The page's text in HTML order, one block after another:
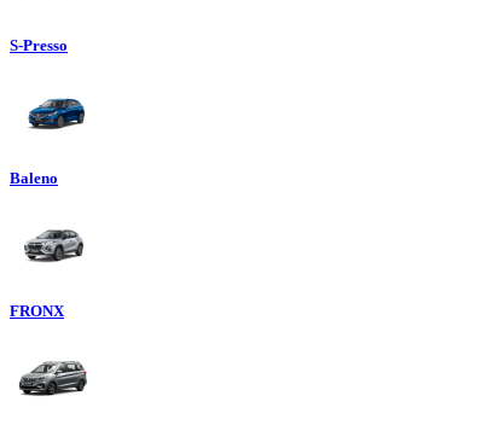
S-Presso
Baleno
FRONX